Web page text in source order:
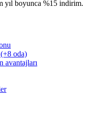
yıl boyunca %15 indirim.
oda)
avantajları